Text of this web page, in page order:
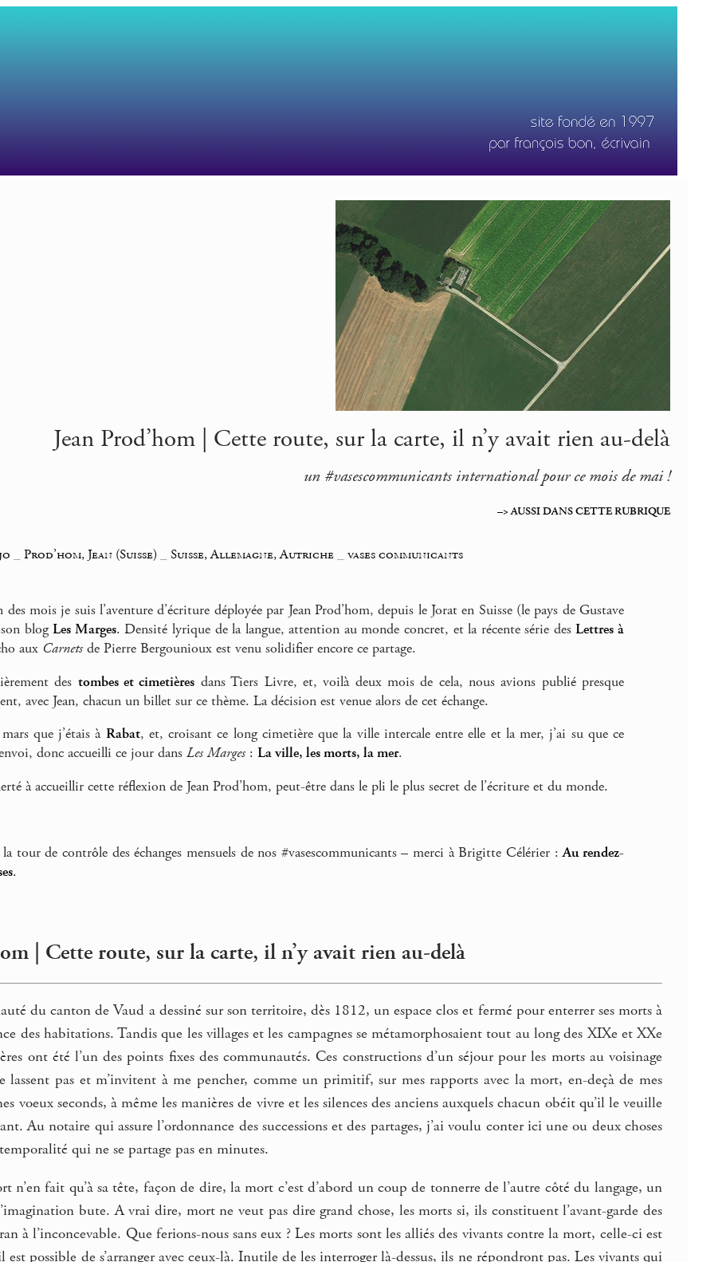
Jean Prod’hom | Cette route, sur la carte, il n’y avait rien au-delà
un #vasescommunicants international pour ce mois de mai !
–> AUSSI DANS CETTE RUBRIQUE
_Prod’hom, Jean (Suisse) _Suisse, Allemagne, Autriche _vases communicants
mois je suis l’aventure d’écriture déployée par Jean Prod’hom, depuis le Jorat en Suisse (le pays de Gustave
blogLes Marges. Densité lyrique de la langue, attention au monde concret, et la récente série desLettres à
aux Carnets de Pierre Bergounioux est venu solidifier encore ce partage.
des tombes et cimetières dans Tiers Livre, et, voilà deux mois de cela, nous avions publié presque
avec Jean, chacun un billet sur ce thème. La décision est venue alors de cet échange.
que j’étais à Rabat, et, croisant ce long cimetière que la ville intercale entre elle et la mer, j’ai su que ce
donc accueilli ce jour dans Les Marges : La ville, les morts, la mer.
à accueillir cette réflexion de Jean Prod’hom, peut-être dans le pli le plus secret de l’écriture et du monde.
tour de contrôle des échanges mensuels de nos #vasescommunicants – merci à Brigitte Célérier :Au rendez-
.
| Cette route, sur la carte, il n’y avait rien au-delà
du canton de Vaud a dessiné sur son territoire, dès 1812, un espace clos et fermé pour enterrer ses morts à
des habitations. Tandis que les villages et les campagnes se métamorphosaient tout au long des XIXe et XXe
ont été l’un des points fixes des communautés. Ces constructions d’un séjour pour les morts au voisinage
lassent pas et m’invitent à me pencher, comme un primitif, sur mes rapports avec la mort, en-deçà de mes
voeux seconds, à même les manières de vivre et les silences des anciens auxquels chacun obéit qu’il le veuille
Au notaire qui assure l’ordonnance des successions et des partages, j’ai voulu conter ici une ou deux choses
qui ne se partage pas en minutes.
n’en fait qu’à sa tête, façon de dire, la mort c’est d’abord un coup de tonnerre de l’autre côté du langage, un
bute. A vrai dire, mort ne veut pas dire grand chose, les morts si, ils constituent l’avant-garde des
à l’inconcevable. Que ferions-nous sans eux ? Les morts sont les alliés des vivants contre la mort, celle-ci est
possible de s’arranger avec ceux-là. Inutile de les interroger là-dessus, ils ne répondront pas. Les vivants qui